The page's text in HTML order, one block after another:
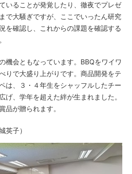
いることが発覚したり、徹夜でプレゼ
で大騒ぎですが、ここでいったん研究
を確認し、これからの課題を確認する
機会ともなっています。BBQをワイワ
りで大盛り上がりです。商品開発をテ
は、３・４年生をシャッフルしたチー
げ、学年を超えた絆が生まれました。
品が贈られます。
英子）